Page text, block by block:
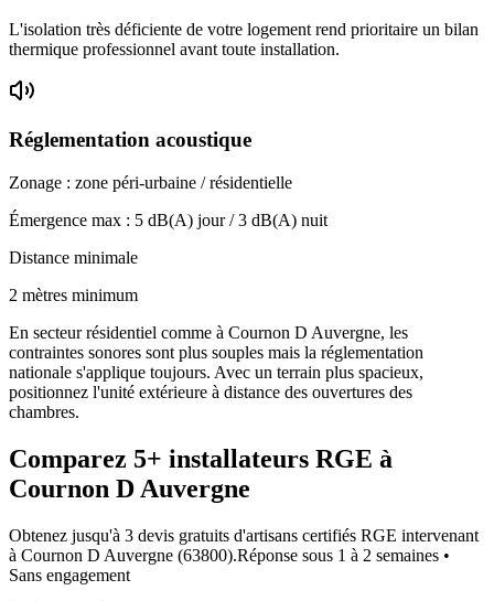
L'isolation très déficiente de votre logement rend prioritaire un bilan
thermique professionnel avant toute installation.
Réglementation acoustique
Zonage : zone péri-urbaine / résidentielle
Émergence max : 5 dB(A) jour /3 dB(A) nuit
Distance minimale
2 mètres minimum
En secteur résidentiel comme à Cournon D Auvergne, les
contraintes sonores sont plus souples mais la réglementation
nationale s'applique toujours. Avec un terrain plus spacieux,
positionnez l'unité extérieure à distance des ouvertures des
chambres.
Comparez 5+ installateurs RGE à
Cournon D Auvergne
Obtenez jusqu'à 3 devis gratuits d'artisans certifiés RGE intervenant
à Cournon D Auvergne (63800).Réponse sous 1 à 2 semaines •
Sans engagement